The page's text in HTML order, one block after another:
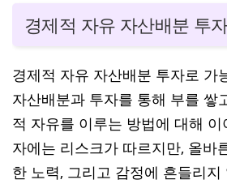
경제적 자유 자산배분 투
경제적 자유 자산배분 투자로 가
자산배분과 투자를 통해 부를 쌓
적 자유를 이루는 방법에 대해
자에는 리스크가 따르지만, 올바
한 노력, 그리고 감정에 흔들리